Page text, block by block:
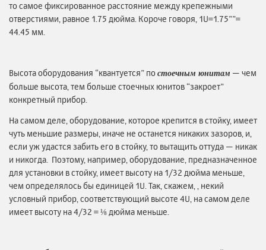
то самое фиксированное расстояние между крепежными
отверстиями, равное 1.75 дюйма. Короче говоря, 1U=1.75””=
44.45 мм.
Высота оборудования “квантуется” по стоечным юнитам — чем
больше высота, тем больше стоечных юнитов “закроет”
конкретный прибор.
На самом деле, оборудование, которое крепится в стойку, имеет
чуть меньшие размеры, иначе не останется никаких зазоров, и,
если уж удастся забить его в стойку, то вытащить оттуда — никак
и никогда. Поэтому, например, оборудование, предназначенное
для установки в стойку, имеет высоту на 1/32 дюйма меньше,
чем определялось бы единицей 1U. Так, скажем, , некий
условный прибор, соответствующий высоте 4U, на самом деле
имеет высоту на 4/32 = ⅛ дюйма меньше.